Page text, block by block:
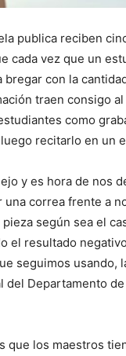
publica reciben
cada vez que un
con la
traen consigo
como
recitarlo en un
y es hora de nos
correa frente a
según sea el
el resultado
seguimos usando,
Departamento
que los maestros